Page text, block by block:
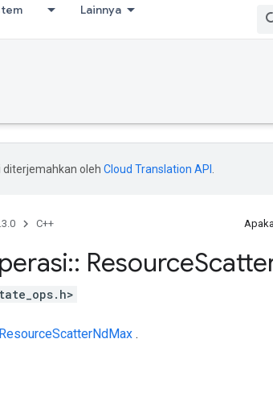
Lainnya
diterjemahkan oleh Cloud Translation API
C++
:: Resource
ResourceScatterNdMax .